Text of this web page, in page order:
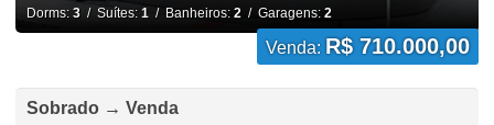
Dorms: 3/ Suítes: 1/ Banheiros: 2/ Garagens: 2
Venda: R$ 710.000,00
Sobrado → Venda